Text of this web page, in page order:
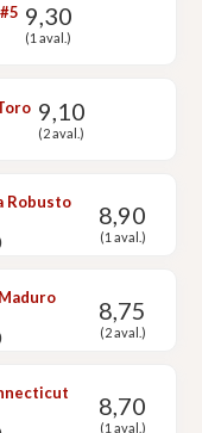
9,30
(1 aval.)
9,10
(2 aval.)
Robusto
8,90
(1 aval.)
8,75
(2 aval.)
8,70
(1 aval.)